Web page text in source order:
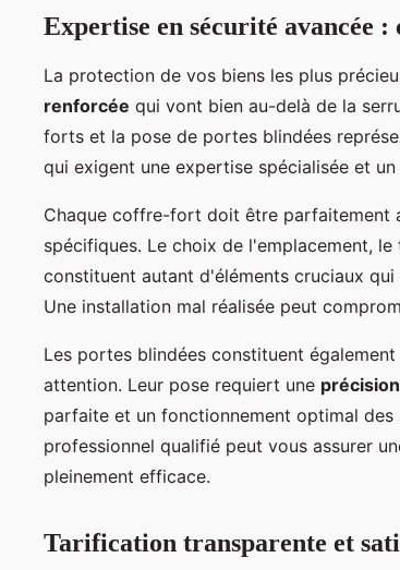
Expertise en sécurité avancée
La protection de vos biens les plus
renforcée qui vont bien au-delà de la
forts et la pose de portes blindées
qui exigent une expertise spécialisée et
Chaque coffre-fort doit être parfaitement
spécifiques. Le choix de l'emplacement,
constituent autant d'éléments cruciaux
Une installation mal réalisée peut
Les portes blindées constituent
attention. Leur pose requiert une
parfaite et un fonctionnement optimal des
professionnel qualifié peut vous assurer
pleinement efficace.
Tarification transparente et